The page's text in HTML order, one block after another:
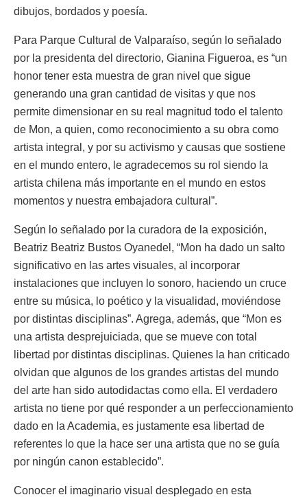
dibujos, bordados y poesía.
Para Parque Cultural de Valparaíso, según lo señalado
por la presidenta del directorio, Gianina Figueroa, es “un
honor tener esta muestra de gran nivel que sigue
generando una gran cantidad de visitas y que nos
permite dimensionar en su real magnitud todo el talento
de Mon, a quien, como reconocimiento a su obra como
artista integral, y por su activismo y causas que sostiene
en el mundo entero, le agradecemos su rol siendo la
artista chilena más importante en el mundo en estos
momentos y nuestra embajadora cultural”.
Según lo señalado por la curadora de la exposición,
Beatriz Beatriz Bustos Oyanedel, “Mon ha dado un salto
significativo en las artes visuales, al incorporar
instalaciones que incluyen lo sonoro, haciendo un cruce
entre su música, lo poético y la visualidad, moviéndose
por distintas disciplinas”. Agrega, además, que “Mon es
una artista desprejuiciada, que se mueve con total
libertad por distintas disciplinas. Quienes la han criticado
olvidan que algunos de los grandes artistas del mundo
del arte han sido autodidactas como ella. El verdadero
artista no tiene por qué responder a un perfeccionamiento
dado en la Academia, es justamente esa libertad de
referentes lo que la hace ser una artista que no se guía
por ningún canon establecido”.
Conocer el imaginario visual desplegado en esta